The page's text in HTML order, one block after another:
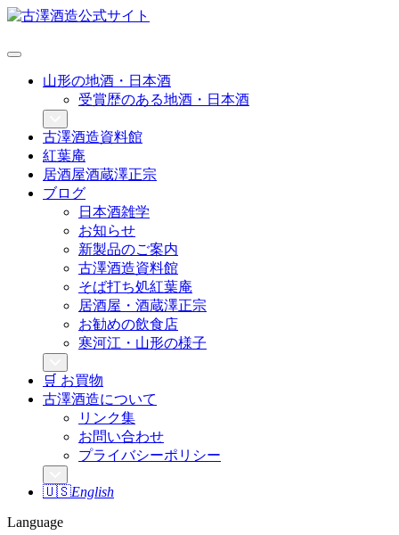
山形の地酒・日本酒
受賞歴のある地酒・日本酒
古澤酒造資料館
紅葉庵
居酒屋酒蔵澤正宗
ブログ
日本酒雑学
お知らせ
新製品のご案内
古澤酒造資料館
そば打ち処紅葉庵
居酒屋・酒蔵澤正宗
お勧めの飲食店
寒河江・山形の様子
🛒 お買物
古澤酒造について
リンク集
お問い合わせ
プライバシーポリシー
🇺🇸English
Language